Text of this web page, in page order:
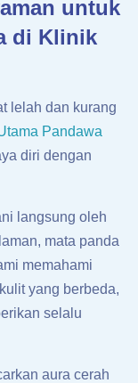
untuk
di Klinik
lelah dan kurang
Pandawa
diri dengan
langsung oleh
mata panda
memahami
yang berbeda,
selalu
aura cerah